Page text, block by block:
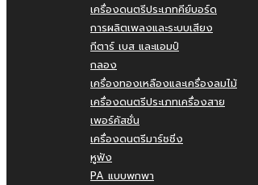
เครื่องดนตรีประเภทคีย์บอร์ด
การผลิตเพลงและระบบเสียง
กีตาร์ เบส และแอมป์
กลอง
เครื่องทองเหลืองและเครื่องลมไม้
เครื่องดนตรีประเภทเครื่องสาย
เพอร์คัสชั่น
เครื่องดนตรีมาร์ชชิ่ง
หูฟัง
PA แบบพกพา